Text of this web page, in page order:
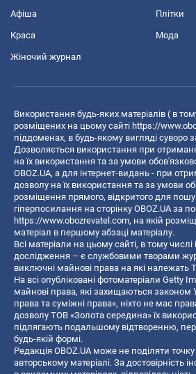
Афіша Плітки
Краса Мода
Жіночий журнал
Використання будь-яких матеріалів ( в
розміщених на цьому сайті https://
піддоменах, в будь-якому вигляді суворо
Дозволяється використання при
на їх використання та за умови
OBOZ.UA, а для інтернет-видань - при
дозволу на їх використання та за умови
розміщення прямого, відкритого для
гіперпосилання на сторінку OBOZ.UA за
https://www.obozrevatel.com, на якій
матеріал в першому абзаці матеріалу.
Всі матеріали на цьому сайті, в тому числі
дослідження – є службовими творами
виключні майнові права на які належать
На всі опубліковані фотоматеріали Getty
майнові права, які захищаються законом
права та суміжні права», ніхто не має
дозволу ТОВ «Золота середина» їх
підлягають подальшому відтворенню,
будь-якій формі.
Редакція OBOZ.UA може не поділяти
авторському матеріалі. За достовірність